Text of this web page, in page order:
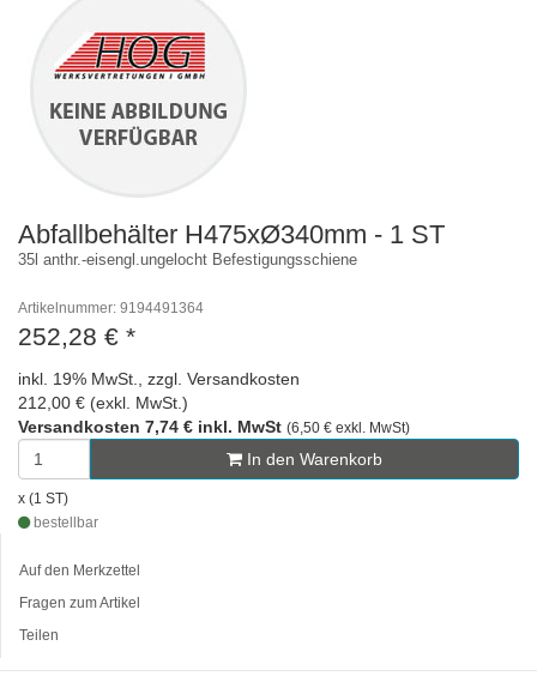
Abfallbehälter H475xØ340mm - 1 ST
35l anthr.-eisengl.ungelocht Befestigungsschiene
Artikelnummer: 9194491364
252,28 € *
inkl. 19% MwSt., zzgl. Versandkosten
212,00 € (exkl. MwSt.)
Versandkosten 7,74 € inkl. MwSt (6,50 € exkl. MwSt)
In den Warenkorb
x (1 ST)
bestellbar
Auf den Merkzettel
Fragen zum Artikel
Teilen